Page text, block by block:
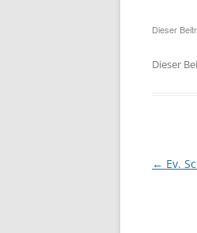
Dieser
Dieser
← Ev.